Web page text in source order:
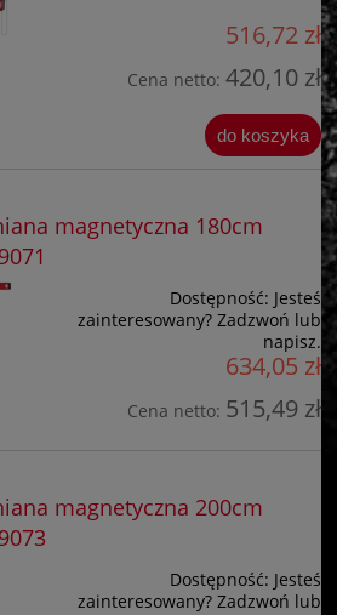
516,72 zł
Cena netto: 420,10 zł
do koszyka
magnetyczna 180cm
Dostępność: Jesteś
zainteresowany? Zadzwoń lub
napisz.
634,05 zł
Cena netto: 515,49 zł
magnetyczna 200cm
Dostępność: Jesteś
zainteresowany? Zadzwoń lub